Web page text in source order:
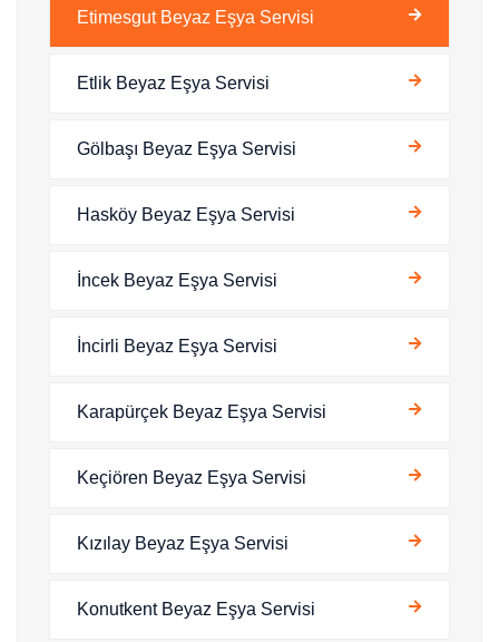
Etimesgut Beyaz Eşya Servisi
Etlik Beyaz Eşya Servisi
Gölbaşı Beyaz Eşya Servisi
Hasköy Beyaz Eşya Servisi
İncek Beyaz Eşya Servisi
İncirli Beyaz Eşya Servisi
Karapürçek Beyaz Eşya Servisi
Keçiören Beyaz Eşya Servisi
Kızılay Beyaz Eşya Servisi
Konutkent Beyaz Eşya Servisi